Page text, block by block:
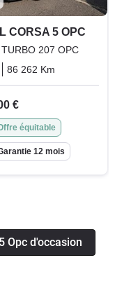
CORSA 5 OPC
207 OPC
86 262 Km
€
équitable
12 mois
Opc d'occasion